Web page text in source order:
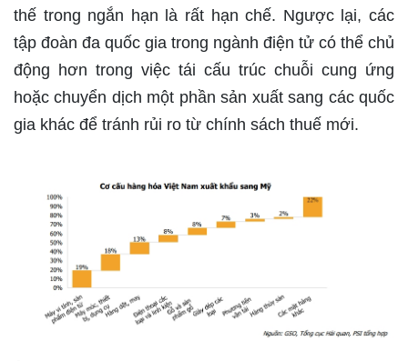
thế trong ngắn hạn là rất hạn chế. Ngược lại, các
tập đoàn đa quốc gia trong ngành điện tử có thể chủ
động hơn trong việc tái cấu trúc chuỗi cung ứng
hoặc chuyển dịch một phần sản xuất sang các quốc
gia khác để tránh rủi ro từ chính sách thuế mới.